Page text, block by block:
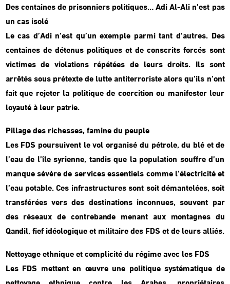
Des centaines de prisonniers politiques… Adi Al-Ali n’est pas
un cas isolé
Le cas d’Adi n’est qu’un exemple parmi tant d’autres. Des
centaines de détenus politiques et de conscrits forcés sont
victimes de violations répétées de leurs droits. Ils sont
arrêtés sous prétexte de lutte antiterroriste alors qu’ils n’ont
fait que rejeter la politique de coercition ou manifester leur
loyauté à leur patrie.
Pillage des richesses, famine du peuple
Les FDS poursuivent le vol organisé du pétrole, du blé et de
l’eau de l’île syrienne, tandis que la population souffre d’un
manque sévère de services essentiels comme l’électricité et
l’eau potable. Ces infrastructures sont soit démantelées, soit
transférées vers des destinations inconnues, souvent par
des réseaux de contrebande menant aux montagnes du
Qandil, fief idéologique et militaire des FDS et de leurs alliés.
Nettoyage ethnique et complicité du régime avec les FDS
Les FDS mettent en œuvre une politique systématique de